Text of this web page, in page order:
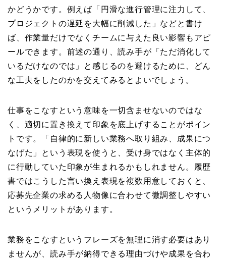
かどうかです。例えば「円滑な進行管理に注力して、
プロジェクトの遅延を大幅に削減した」などと書け
ば、作業量だけでなくチームに与えた良い影響もアピ
ールできます。前述の通り、読み手が「ただ消化して
いるだけなのでは」と感じるのを避けるために、どん
な工夫をしたのかを交えてみるとよいでしょう。
仕事をこなすという意味を一切含ませないのではな
く、適切に置き換えて印象を底上げすることがポイン
トです。「自律的に新しい業務へ取り組み、成果につ
なげた」という表現を使うと、受け身ではなく主体的
に行動していた印象が生まれるかもしれません。履歴
書ではこうした言い換え表現を複数用意しておくと、
応募先企業の求める人物像に合わせて微調整しやすい
というメリットがあります。
業務をこなすというフレーズを無理に消す必要はあり
ませんが、読み手が納得できる理由づけや成果を合わ